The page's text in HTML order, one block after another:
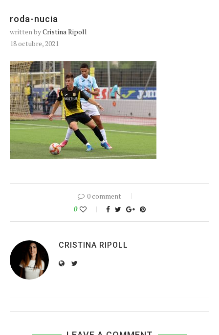
roda-nucia
written byCristina Ripoll
18 octubre, 2021
0 comment
0
CRISTINA RIPOLL